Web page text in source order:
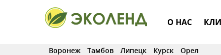
О НАС
Воронеж Тамбов Липецк Курск Орел